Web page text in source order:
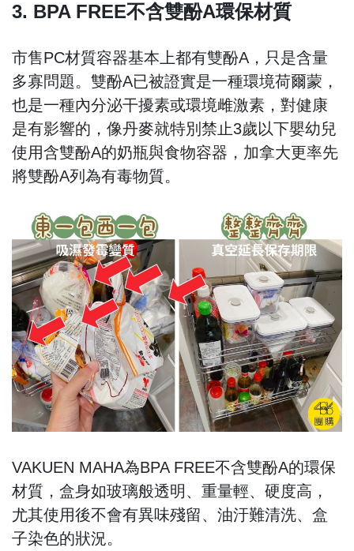
3. BPA FREE不含雙酚A環保材質
市售PC材質容器基本上都有雙酚A，只是含量
多寡問題。雙酚A已被證實是一種環境荷爾蒙，
也是一種內分泌干擾素或環境雌激素，對健康
是有影響的，像丹麥就特別禁止3歲以下嬰幼兒
使用含雙酚A的奶瓶與食物容器，加拿大更率先
將雙酚A列為有毒物質。
VAKUEN MAHA為BPA FREE不含雙酚A的環保
材質，盒身如玻璃般透明、重量輕、硬度高，
尤其使用後不會有異味殘留、油汙難清洗、盒
子染色的狀況。